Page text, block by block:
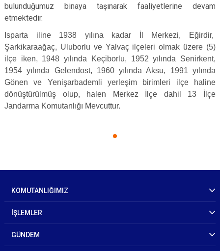
bulunduğumuz binaya taşınarak faaliyetlerine devam
etmektedir.
Isparta iline 1938 yılına kadar İl Merkezi, Eğirdir,
Şarkikaraağaç, Uluborlu ve Yalvaç ilçeleri olmak üzere (5)
ilçe iken, 1948 yılında Keçiborlu, 1952 yılında Senirkent,
1954 yılında Gelendost, 1960 yılında Aksu, 1991 yılında
Gönen ve Yenişarbademli yerleşim birimleri ilçe haline
dönüştürülmüş olup, halen Merkez İlçe dahil 13 İlçe
Jandarma Komutanlığı Mevcuttur.
KOMUTANLIĞIMIZ
İŞLEMLER
GÜNDEM